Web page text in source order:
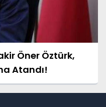
Öner Öztürk,
Atandı!